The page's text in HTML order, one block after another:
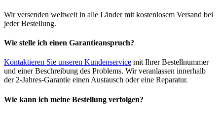
Wir versenden weltweit in alle Länder mit kostenlosem Versand bei
jeder Bestellung.
Wie stelle ich einen Garantieanspruch?
Kontaktieren Sie unseren Kundenservice mit Ihrer Bestellnummer
und einer Beschreibung des Problems. Wir veranlassen innerhalb
der 2-Jahres-Garantie einen Austausch oder eine Reparatur.
Wie kann ich meine Bestellung verfolgen?